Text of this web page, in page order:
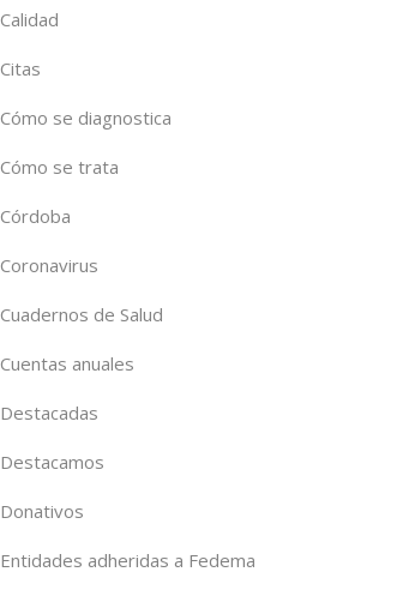
Calidad
Citas
Cómo se diagnostica
Cómo se trata
Córdoba
Coronavirus
Cuadernos de Salud
Cuentas anuales
Destacadas
Destacamos
Donativos
Entidades adheridas a Fedema